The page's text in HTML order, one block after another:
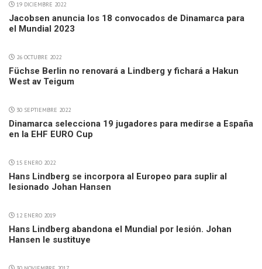
19 DICIEMBRE 2022
Jacobsen anuncia los 18 convocados de Dinamarca para
el Mundial 2023
26 OCTUBRE 2022
Füchse Berlin no renovará a Lindberg y fichará a Hakun
West av Teigum
30 SEPTIEMBRE 2022
Dinamarca selecciona 19 jugadores para medirse a España
en la EHF EURO Cup
15 ENERO 2022
Hans Lindberg se incorpora al Europeo para suplir al
lesionado Johan Hansen
12 ENERO 2019
Hans Lindberg abandona el Mundial por lesión. Johan
Hansen le sustituye